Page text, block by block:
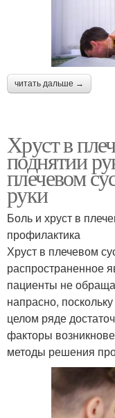
читать дальше →
Хруст в
поднятии
плечевом
руки
Боль и хруст в
профилактика
Хруст в плечевом
распространенное
пациенты не
напрасно,
целом ряде
факторы
методы решения